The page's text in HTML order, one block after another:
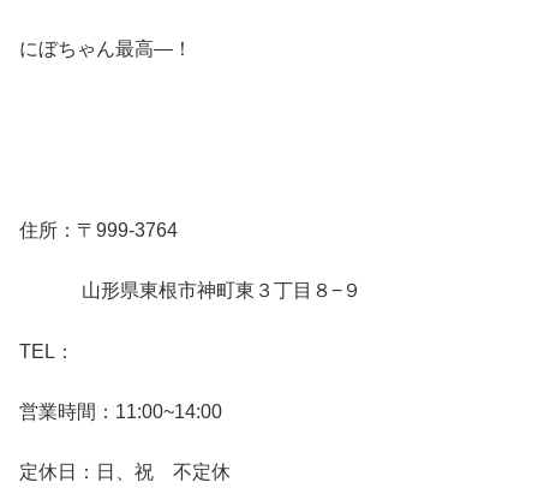
にぼちゃん最高―！
住所：〒999-3764
山形県東根市神町東３丁目８−９
TEL：
営業時間：11:00~14:00
定休日：日、祝 不定休